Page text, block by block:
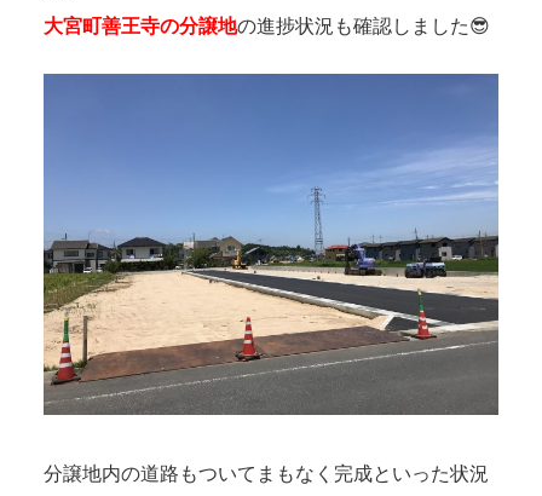
大宮町善王寺の分譲地の進捗状況も確認しました😎
分譲地内の道路もついてまもなく完成といった状況